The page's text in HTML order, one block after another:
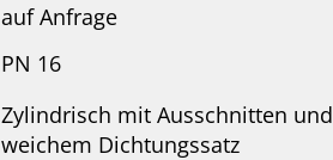
auf Anfrage
PN 16
Zylindrisch mit Ausschnitten und
weichem Dichtungssatz